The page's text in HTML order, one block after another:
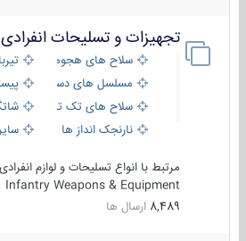
تجهیزات و تسلیحات انفرادی
سلاح های هجومی
مسلسل های دستی
سلاح های تک تیر اندازی
نارنجک انداز ها
سایر
مرتبط با انواع تسلیحات و لوازم انفرادی
Infantry Weapons & Equipment
8,489 ارسال ها